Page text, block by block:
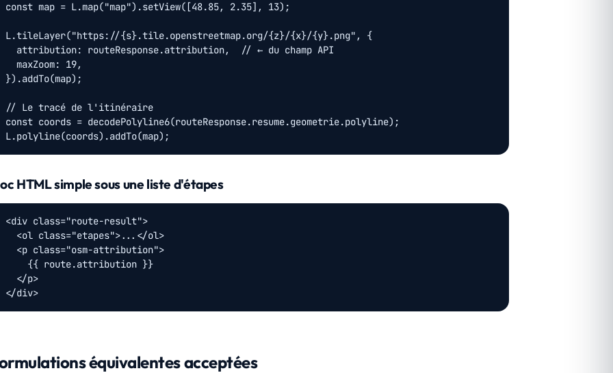
const map = L.map("map").setView([48.85, 2.35], 13);
L.tileLayer("https://{s}.tile.openstreetmap.org/{z}/{x}/{y}.png", {
  attribution: routeResponse.attribution,  // ← du champ API
  maxZoom: 19,
}).addTo(map);
// Le tracé de l'itinéraire
const coords = decodePolyline6(routeResponse.resume.geometrie.polyline);
L.polyline(coords).addTo(map);
HTML simple sous une liste d'étapes
<div class="route-result">
  <ol class="etapes">...</ol>
  <p class="osm-attribution">
    {{ route.attribution }}
  </p>
</div>
équivalentes acceptées